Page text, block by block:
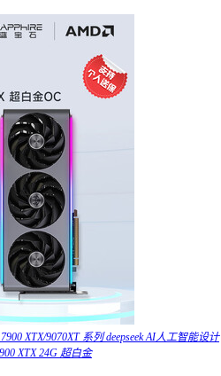
XTX/9070XT 系列 deepseek AI人工智能设计
XTX 24G 超白金